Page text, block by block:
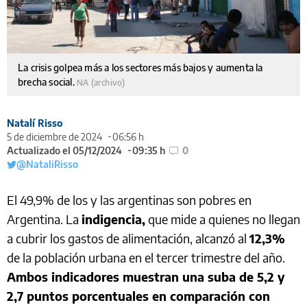
La crisis golpea más a los sectores más bajos y aumenta la
brecha social. NA (archivo)
Natalí Risso
5 de diciembre de 2024
06:56 h
Actualizado el 05/12/2024
09:35 h
0
@NataliRisso
El 49,9% de los y las argentinas son pobres en
Argentina. La indigencia,que mide a quienes no llegan
a cubrir los gastos de alimentación, alcanzó al 12,3%
de la población urbana en el tercer trimestre del año.
Ambos indicadores muestran una suba de 5,2 y
2,7 puntos porcentuales en comparación con